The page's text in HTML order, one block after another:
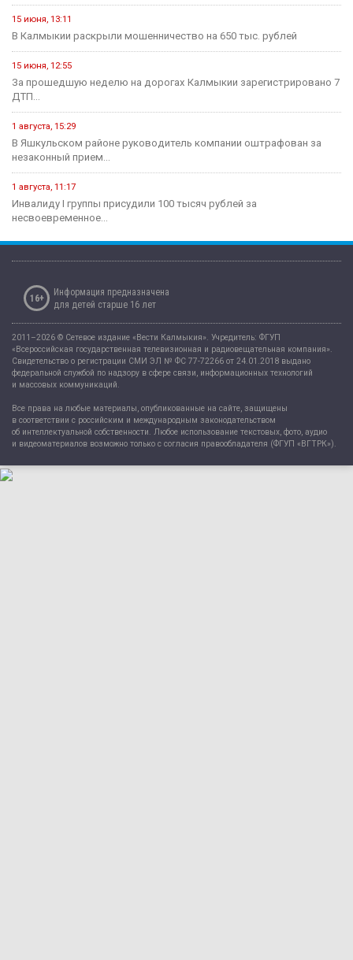
15 июня, 13:11
В Калмыкии раскрыли мошенничество на 650 тыс. рублей
15 июня, 12:55
За прошедшую неделю на дорогах Калмыкии зарегистрировано 7
ДТП...
1 августа, 15:29
В Яшкульском районе руководитель компании оштрафован за
незаконный прием...
1 августа, 11:17
Инвалиду I группы присудили 100 тысяч рублей за
несвоевременное...
16+
Информация предназначена
для детей старше 16 лет
2011–2026 © Сетевое издание «Вести Калмыкия». Учредитель: ФГУП
«Всероссийская государственная телевизионная и радиовещательная компания».
Свидетельство о регистрации СМИ ЭЛ № ФС 77-72266 от 24.01.2018 выдано
федеральной службой по надзору в сфере связи, информационных технологий
и массовых коммуникаций.
Все права на любые материалы, опубликованные на сайте, защищены
в соответствии с российским и международным законодательством
об интеллектуальной собственности. Любое использование текстовых, фото, аудио
и видеоматериалов возможно только с согласия правообладателя (ФГУП «ВГТРК»).